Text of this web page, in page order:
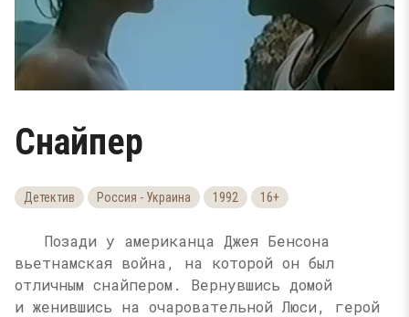
Снайпер
Детектив Россия - Украина 1992 16+
Позади у американца Джея Бенсона
вьетнамская война, на которой он был
отличным снайпером. Вернувшись домой
и женившись на очаровательной Люси, герой